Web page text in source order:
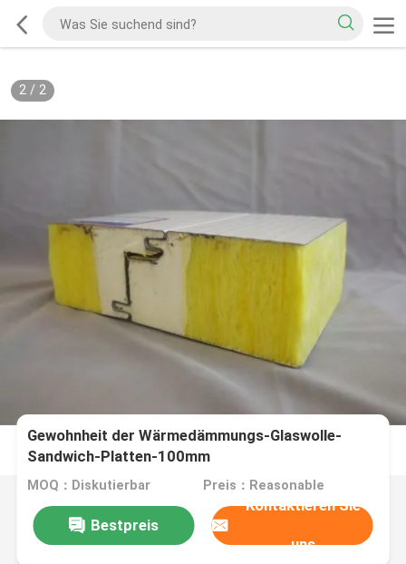
2/ 2
Gewohnheit der Wärmedämmungs-Glaswolle-
Sandwich-Platten-100mm
MOQ：Diskutierbar Preis：Reasonable
Bestpreis
Kontaktieren Sie
uns